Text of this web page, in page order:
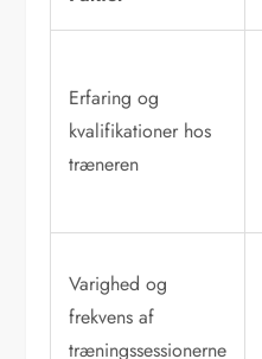
Erfaring og
kvalifikationer hos
træneren
Varighed og
frekvens af
træningssessionerne